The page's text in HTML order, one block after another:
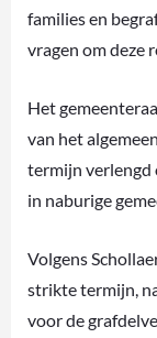
families en
vragen om deze
Het
van het
termijn verlengd
in naburige
Volgens
strikte termijn,
voor de